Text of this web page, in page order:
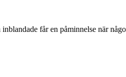
får en påminnelse när